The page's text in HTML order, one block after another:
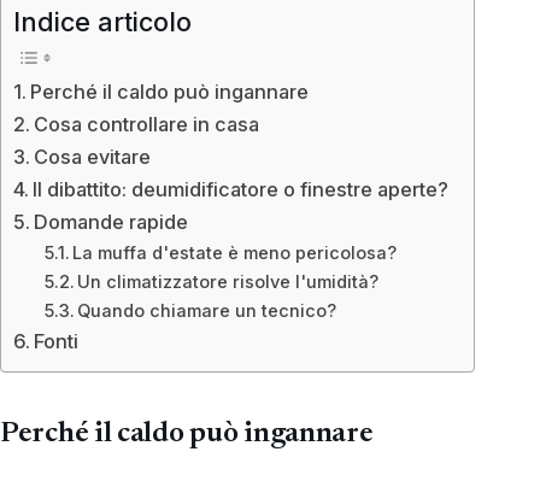
Indice articolo
Perché il caldo può ingannare
Cosa controllare in casa
Cosa evitare
Il dibattito: deumidificatore o finestre aperte?
Domande rapide
La muffa d'estate è meno pericolosa?
Un climatizzatore risolve l'umidità?
Quando chiamare un tecnico?
Fonti
Perché il caldo può ingannare